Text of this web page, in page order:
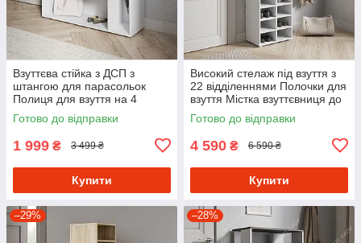
Взуттєва стійка з ДСП з
штангою для парасольок
Полиця для взуття на 4
комірки в передпокій 120 см
шириною
Готово до відправки
1 999 ₴ 3 499 ₴
Купити
Високий стелаж під взуття з
22 відділеннями Полочки для
взуття Містка взуттєвниця до
передпокою
Готово до відправки
4 590 ₴ 6 590 ₴
Купити
–29% –28%